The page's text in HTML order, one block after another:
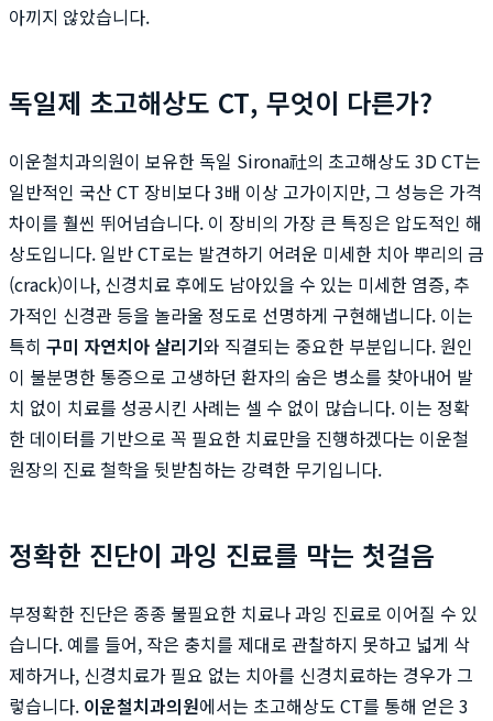
아끼지 않았습니다.
독일제 초고해상도 CT, 무엇이 다른가?
이운철치과의원이 보유한 독일 Sirona社의 초고해상도 3D CT는
일반적인 국산 CT 장비보다 3배 이상 고가이지만, 그 성능은 가격
차이를 훨씬 뛰어넘습니다. 이 장비의 가장 큰 특징은 압도적인 해
상도입니다. 일반 CT로는 발견하기 어려운 미세한 치아 뿌리의 금
(crack)이나, 신경치료 후에도 남아있을 수 있는 미세한 염증, 추
가적인 신경관 등을 놀라울 정도로 선명하게 구현해냅니다. 이는
특히 구미 자연치아 살리기와 직결되는 중요한 부분입니다. 원인
이 불분명한 통증으로 고생하던 환자의 숨은 병소를 찾아내어 발
치 없이 치료를 성공시킨 사례는 셀 수 없이 많습니다. 이는 정확
한 데이터를 기반으로 꼭 필요한 치료만을 진행하겠다는 이운철
원장의 진료 철학을 뒷받침하는 강력한 무기입니다.
정확한 진단이 과잉 진료를 막는 첫걸음
부정확한 진단은 종종 불필요한 치료나 과잉 진료로 이어질 수 있
습니다. 예를 들어, 작은 충치를 제대로 관찰하지 못하고 넓게 삭
제하거나, 신경치료가 필요 없는 치아를 신경치료하는 경우가 그
렇습니다. 이운철치과의원에서는 초고해상도 CT를 통해 얻은 3